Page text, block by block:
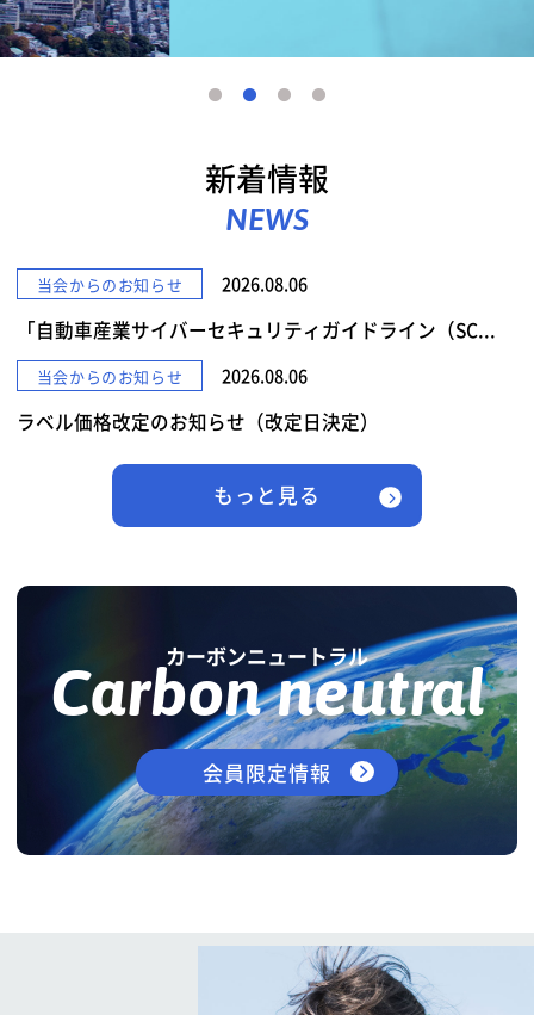
新着情報
NEWS
当会からのお知らせ 2026.08.06
「自動車産業サイバーセキュリティガイドライン（SC...
当会からのお知らせ 2026.08.06
ラベル価格改定のお知らせ（改定日決定）
もっと見る
カーボンニュートラル
Carbon neutral
会員限定情報